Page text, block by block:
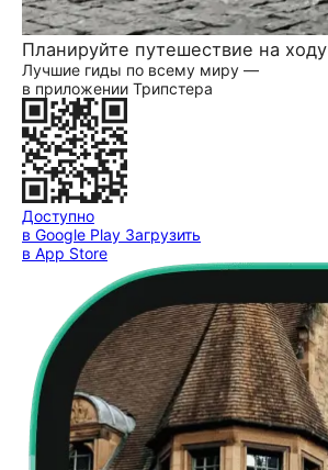
Планируйте путешествие на ходу
Лучшие гиды по всему миру —
в приложении Трипстера
Доступно
в Google Play Загрузить
в App Store